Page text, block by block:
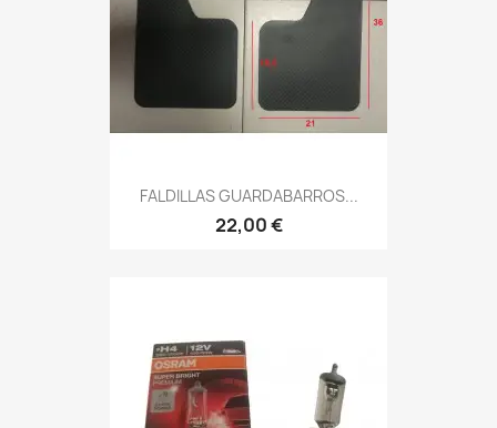
FALDILLAS GUARDABARROS...
22,00 €